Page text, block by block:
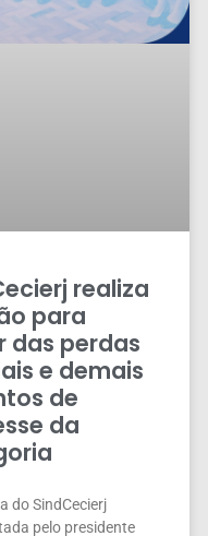
realiza
para
das perdas
e demais
de
da
do SindCecierj
pelo presidente